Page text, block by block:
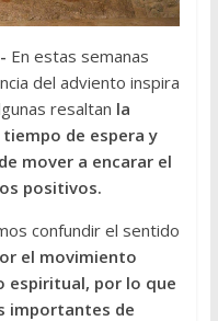
En estas semanas
del adviento inspira
resaltan la
de espera y
mover a encarar el
positivos.
confundir el sentido
el movimiento
espiritual, por lo que
importantes de